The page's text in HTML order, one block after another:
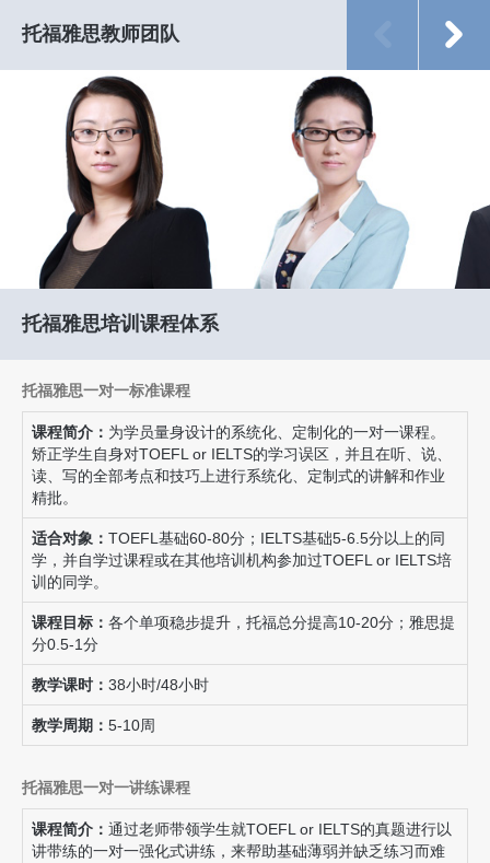
托福雅思教师团队
国专注于高等教育与心理学的学
士学位，伊利诺伊州长州立大学
培训设计专业硕士学位，王老师
长期在美国学习和从事研究以及
培训工作多年的经历让她深谙美
语习俗和美式文化思维，从认知
心理学、人脑学习原理等科学前
沿理论出发解读TOEFL、
IELTS、SAT考试。在出国考试
教学领域拥有一套独到的系统化
教学思路与思维体系，不仅自己
TOEFL考出119、SAT阅读760
的分数，门下学生也连续考出
TOEFL 110+以及SAT 2200+的
绝对高分！
经”，并贯彻在出国考试教学
中，帮助学生深入浅出，并以丰
富的英语教学经验和成熟的教学
思维逻辑体系。既能帮助考生把
从而成为博智教师团队中的“实
力派讲师”。主讲托福阅读、听
实帮助
时，帮
力！
托福雅思培训课程体系
托福雅思一对一标准课程
课程简介： 为学员量身设计的系统化、定制化的一对一课程。
矫正学生自身对TOEFL or IELTS的学习误区，并且在听、说、
读、写的全部考点和技巧上进行系统化、定制式的讲解和作业
精批。
适合对象： TOEFL基础60-80分；IELTS基础5-6.5分以上的同
学，并自学过课程或在其他培训机构参加过TOEFL or IELTS培
训的同学。
课程目标： 各个单项稳步提升，托福总分提高10-20分；雅思提
分0.5-1分
教学课时： 38小时/48小时
教学周期： 5-10周
托福雅思一对一讲练课程
课程简介： 通过老师带领学生就TOEFL or IELTS的真题进行以
讲带练的一对一强化式讲练，来帮助基础薄弱并缺乏练习而难